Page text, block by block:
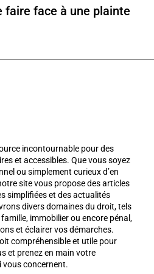
faire face à une plainte
incontournable pour des
et accessibles. Que vous soyez
ou simplement curieux d’en
site vous propose des articles
simplifiées et des actualités
divers domaines du droit, tels
immobilier ou encore pénal,
et éclairer vos démarches.
compréhensible et utile pour
et prenez en main votre
vous concernent.